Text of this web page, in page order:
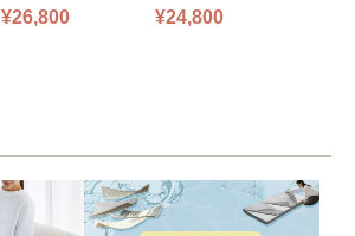
ファ フロアソファ 幅10
¥26,800
掛けソファ O’HANA ソ
¥24,800